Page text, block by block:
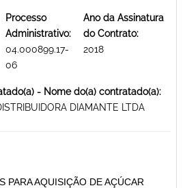
Processo
Administrativo:
04.000899.17-
06
Ano da Assinatura
do Contrato:
2018
- Nome do(a) contratado(a):
DIAMANTE LTDA
PARA AQUISIÇÃO DE AÇÚCAR